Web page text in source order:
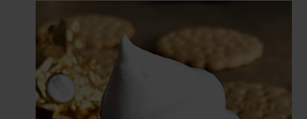
Comunitatea
iCooking
Librărie
Adaugă o rețetă